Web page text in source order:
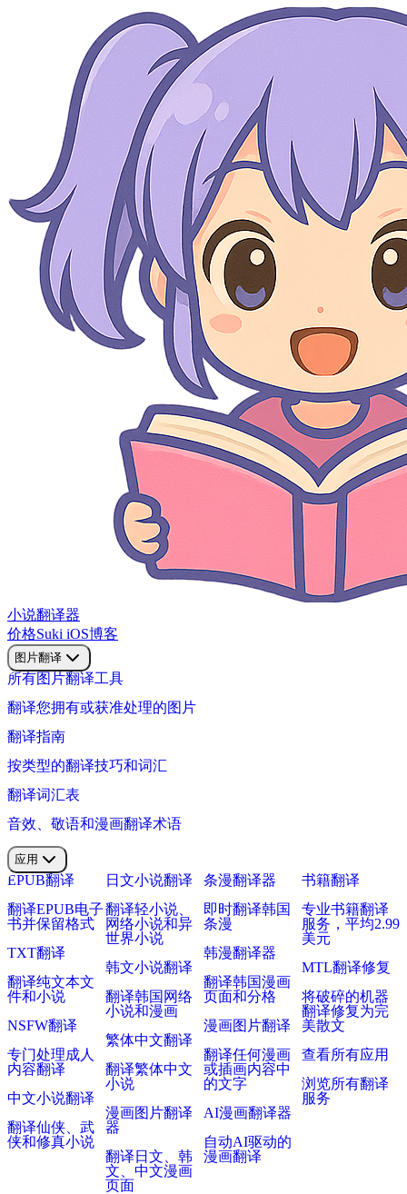
小说翻译器
价格Suki iOS博客
图片翻译
所有图片翻译工具
翻译您拥有或获准处理的图片
翻译指南
按类型的翻译技巧和词汇
翻译词汇表
音效、敬语和漫画翻译术语
应用
EPUB翻译
翻译EPUB电子
书并保留格式
TXT翻译
翻译纯文本文
件和小说
NSFW翻译
专门处理成人
内容翻译
中文小说翻译
翻译仙侠、武
侠和修真小说
日文小说翻译
翻译轻小说、
网络小说和异
世界小说
韩文小说翻译
翻译韩国网络
小说和漫画
繁体中文翻译
翻译繁体中文
小说
漫画图片翻译
器
翻译日文、韩
文、中文漫画
页面
条漫翻译器
即时翻译韩国
条漫
韩漫翻译器
翻译韩国漫画
页面和分格
漫画图片翻译
翻译任何漫画
或插画内容中
的文字
AI漫画翻译器
自动AI驱动的
漫画翻译
书籍翻译
专业书籍翻译
服务，平均2.99
美元
MTL翻译修复
将破碎的机器
翻译修复为完
美散文
查看所有应用
浏览所有翻译
服务